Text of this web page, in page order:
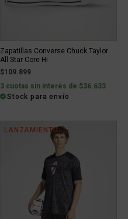
Zapatillas Converse Chuck Taylor
All Star Core Hi
$109.899
3 cuotas sin interés de $36.633
Stock para envío
LANZAMIENTO